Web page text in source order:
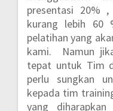
presentasi 20%
kurang lebih 60
pelatihan yang
kami. Namun
tepat untuk Tim
perlu sungkan
kepada tim
yang